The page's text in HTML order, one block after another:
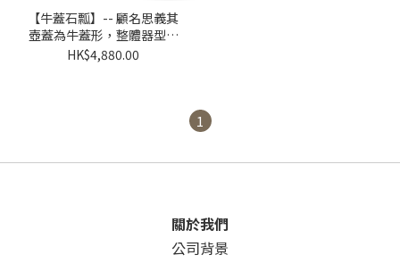
【牛蓋石瓢】-- 顧名思義其
壺蓋為牛蓋形，整體器型依
石瓢而造，將牛蓋與石瓢的
HK$4,880.00
1
關於我們
公司背景